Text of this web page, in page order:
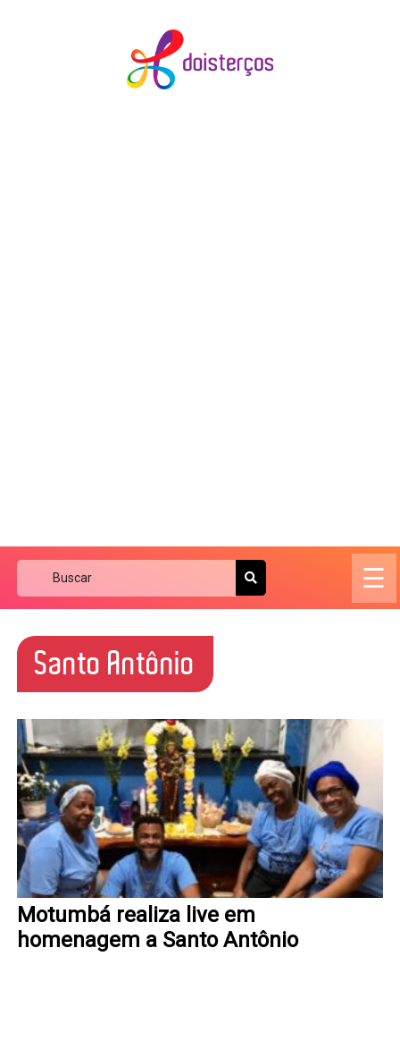
☰
Santo Antônio
Motumbá realiza live em
homenagem a Santo Antônio